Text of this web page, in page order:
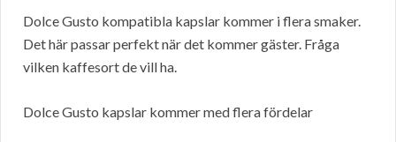
Dolce Gusto kompatibla kapslar kommer i flera smaker.
Det här passar perfekt när det kommer gäster. Fråga
vilken kaffesort de vill ha.
Dolce Gusto kapslar kommer med flera fördelar